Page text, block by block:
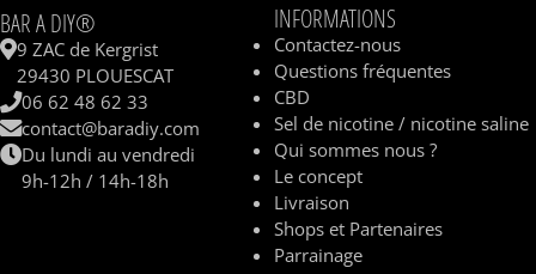
BAR A DIY®
9 ZAC de Kergrist
29430 PLOUESCAT
06 62 48 62 33
contact@baradiy.com
Du lundi au vendredi
9h-12h / 14h-18h
INFORMATIONS
Contactez-nous
Questions fréquentes
CBD
Sel de nicotine / nicotine saline
Qui sommes nous ?
Le concept
Livraison
Shops et Partenaires
Parrainage